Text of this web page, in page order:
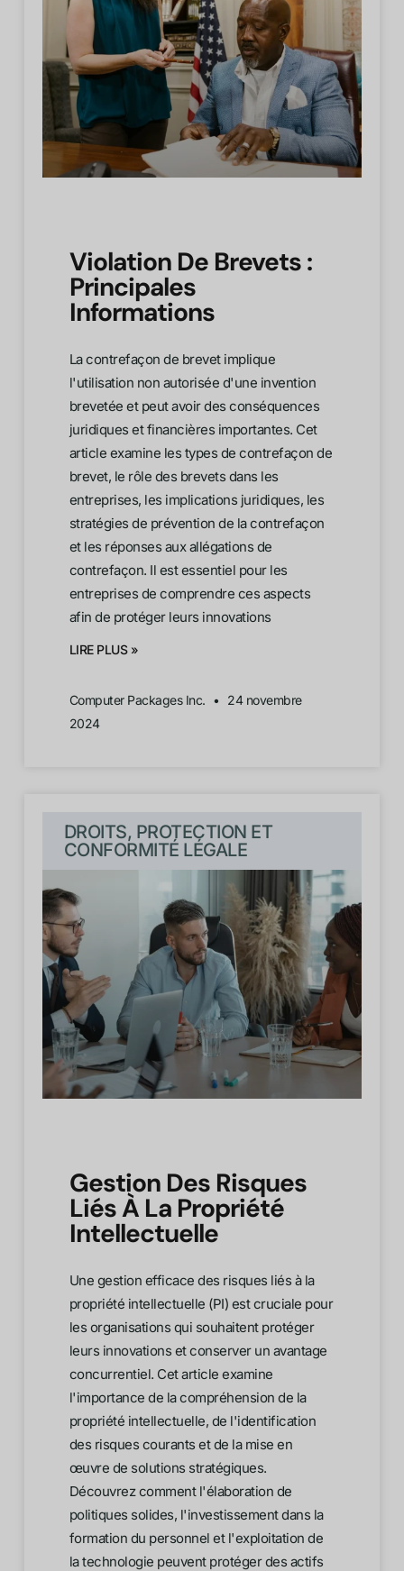
Violation De Brevets :
Principales
Informations
La contrefaçon de brevet implique
l'utilisation non autorisée d'une invention
brevetée et peut avoir des conséquences
juridiques et financières importantes. Cet
article examine les types de contrefaçon de
brevet, le rôle des brevets dans les
entreprises, les implications juridiques, les
stratégies de prévention de la contrefaçon
et les réponses aux allégations de
contrefaçon. Il est essentiel pour les
entreprises de comprendre ces aspects
afin de protéger leurs innovations
LIRE PLUS »
Computer Packages Inc.
24 novembre
2024
DROITS, PROTECTION ET
CONFORMITÉ LÉGALE
Gestion Des Risques
Liés À La Propriété
Intellectuelle
Une gestion efficace des risques liés à la
propriété intellectuelle (PI) est cruciale pour
les organisations qui souhaitent protéger
leurs innovations et conserver un avantage
concurrentiel. Cet article examine
l'importance de la compréhension de la
propriété intellectuelle, de l'identification
des risques courants et de la mise en
œuvre de solutions stratégiques.
Découvrez comment l'élaboration de
politiques solides, l'investissement dans la
formation du personnel et l'exploitation de
la technologie peuvent protéger des actifs